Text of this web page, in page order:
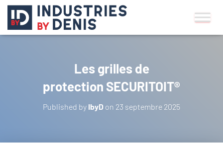
Les grilles de
protection SECURITOIT®
Published by IbyD on 23 septembre 2025